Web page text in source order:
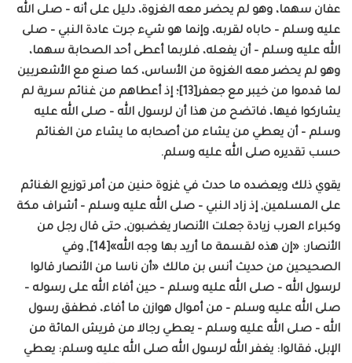
عفان سهما، وهو لم يحضر معه الغزوة، دليل على أنه – صلى الله
عليه وسلم – حاباه لقربه، وإنما هو شيء جرت عادة النبي – صلى
الله عليه وسلم – أن يفعله، فلربما أعطى أحد الصحابة سهما،
وهو لم يحضر معه الغزوة من الأساس، كما صنع مع الأشعريين
لما قدموا من خيبر مع جعفر[13]؛ إذ أعطاهم من غنائم سرية لم
يشاركوا فيها، فاتضح من هذا أن لرسول الله – صلى الله عليه
وسلم – أن يعطي من يشاء من أصحابه ما يشاء من الغنائم
حسب تقديره صلى الله عليه وسلم.
يقوي ذلك ويعضده ما حدث في غزوة حنين من أمر توزيع الغنائم
على المسلمين, إذ زاد النبي – صلى الله عليه وسلم – أشراف مكة
وكبراء العرب زيادة جعلت الأنصار يغضبون, حتى قال رجل من
الأنصار: «إن هذه لقسمة ما أريد بها وجه الله»[14], وفي
الصحيحين من حديث أنس بن مالك «أن ناسا من الأنصار قالوا
لرسول الله – صلى الله عليه وسلم – حين أفاء الله على رسوله –
صلى الله عليه وسلم – من أموال هوازن ما أفاء، فطفق رسول
الله – صلى الله عليه وسلم – يعطي رجالا من قريش المائة من
الإبل، فقالوا: يغفر الله لرسول الله صلى الله عليه وسلم: يعطي